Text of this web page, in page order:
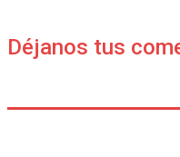
Déjanos tus